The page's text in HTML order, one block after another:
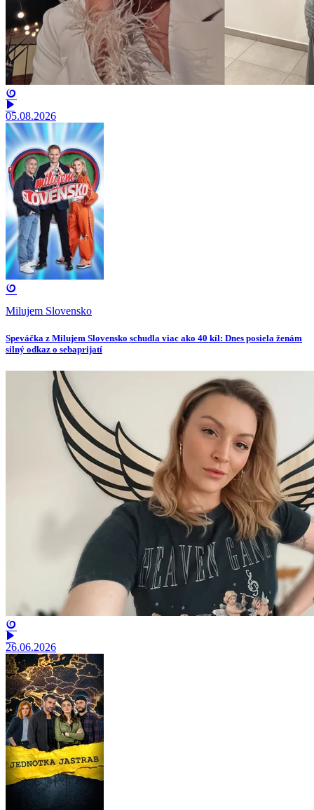
05.08.2026
Milujem Slovensko
Speváčka z Milujem Slovensko schudla viac ako 40 kíl: Dnes posiela ženám
silný odkaz o sebaprijatí
26.06.2026